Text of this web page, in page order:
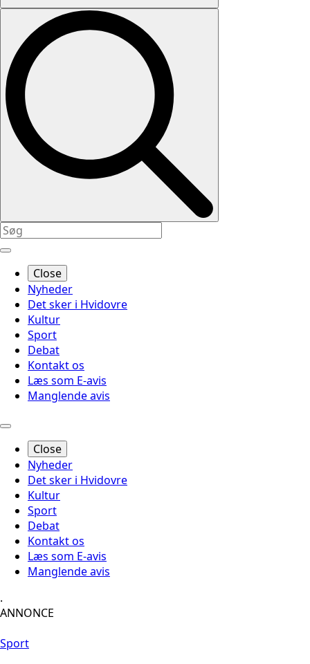
Close
Nyheder
Det sker i Hvidovre
Kultur
Sport
Debat
Kontakt os
Læs som E-avis
Manglende avis
Close
Nyheder
Det sker i Hvidovre
Kultur
Sport
Debat
Kontakt os
Læs som E-avis
Manglende avis
.
ANNONCE
Sport